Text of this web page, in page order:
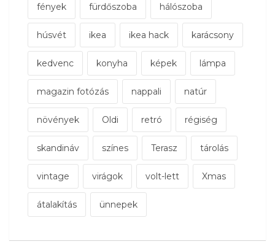
fények fürdőszoba hálószoba
húsvét ikea ikea hack karácsony
kedvenc konyha képek lámpa
magazin fotózás nappali natúr
növények Oldi retró régiség
skandináv színes Terasz tárolás
vintage virágok volt-lett Xmas
átalakítás ünnepek